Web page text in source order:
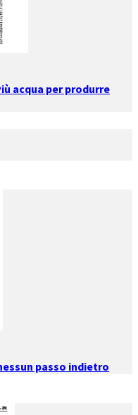
acqua per produrre
passo indietro